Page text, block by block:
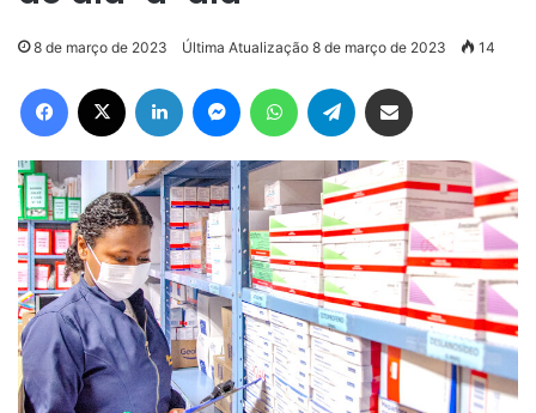
8 de março de 2023 Última Atualização 8 de março de 2023 14
Facebook Linkedin MessengerWhatsAppTelegram